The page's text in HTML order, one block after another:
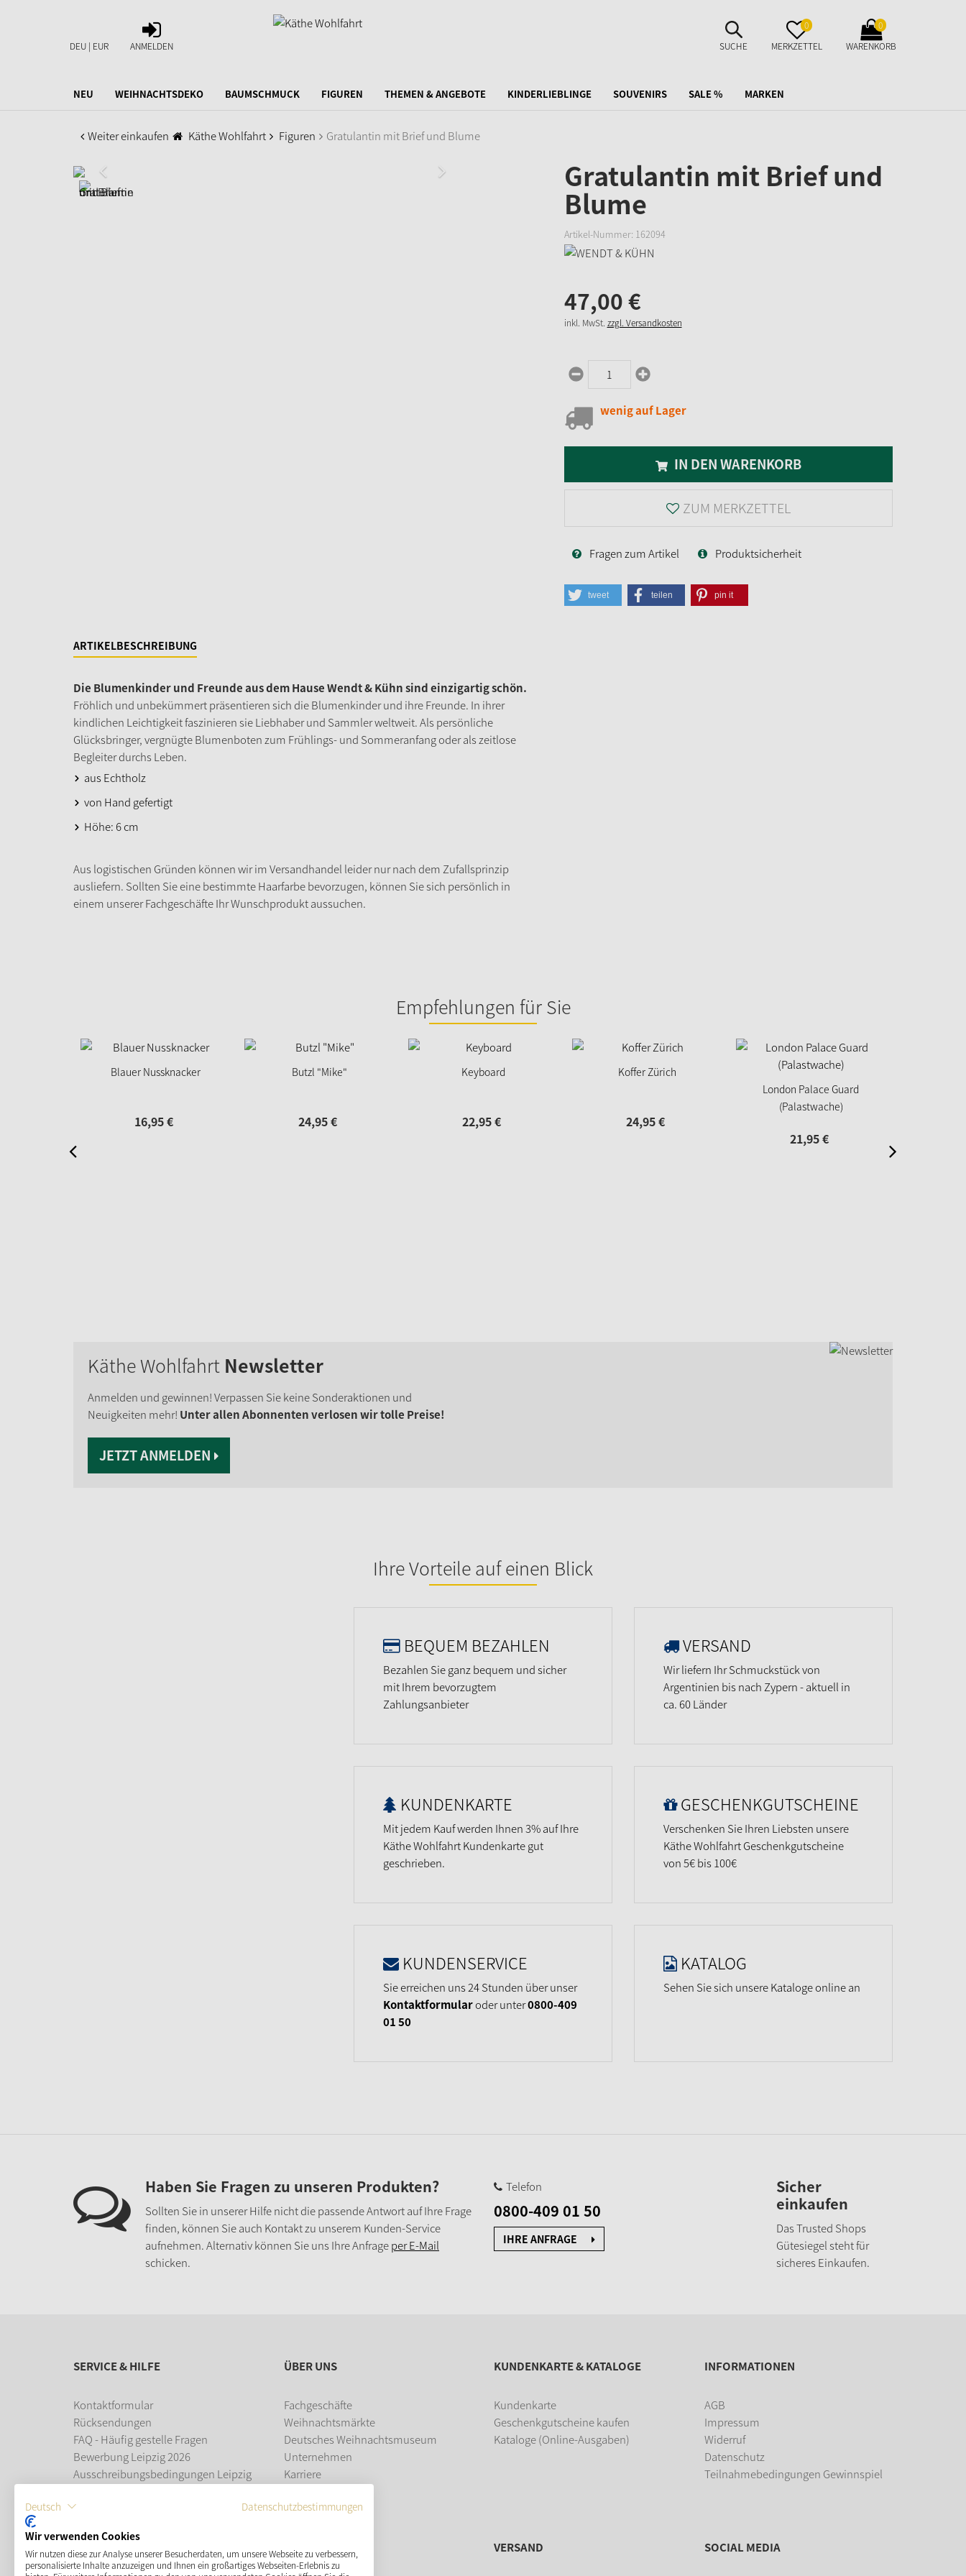
DEU | EUR
ANMELDEN
ANMELDEN
SUCHE
AUFKLAPPEN
SUCHE
MERKZETTEL
AUFKLAPPEN
0
MERKZETTEL
WARENKORB
AUFKLAPPEN
0
WARENKORB
NEU WEIHNACHTSDEKO BAUMSCHMUCK FIGUREN THEMEN & ANGEBOTE KINDERLIEBLINGE SOUVENIRS SALE % MARKEN
Weiter einkaufen Käthe Wohlfahrt Figuren Gratulantin mit Brief und Blume
Gratulantin mit Brief und
Blume
Artikel-Nummer: 162094
47,00€
inkl. MwSt. zzgl. Versandkosten
wenig auf Lager
IN DEN WARENKORB
ZUM MERKZETTEL
Fragen zum Artikel Produktsicherheit
tweet teilen pin it
ARTIKELBESCHREIBUNG
Die Blumenkinder und Freunde aus dem Hause Wendt & Kühn sind einzigartig schön.
Fröhlich und unbekümmert präsentieren sich die Blumenkinder und ihre Freunde. In ihrer
kindlichen Leichtigkeit faszinieren sie Liebhaber und Sammler weltweit. Als persönliche
Glücksbringer, vergnügte Blumenboten zum Frühlings- und Sommeranfang oder als zeitlose
Begleiter durchs Leben.
aus Echtholz
von Hand gefertigt
Höhe: 6 cm
Aus logistischen Gründen können wir im Versandhandel leider nur nach dem Zufallsprinzip
ausliefern. Sollten Sie eine bestimmte Haarfarbe bevorzugen, können Sie sich persönlich in
einem unserer Fachgeschäfte Ihr Wunschprodukt aussuchen.
Empfehlungen für Sie
Blauer Nussknacker
16,95€
Butzl "Mike"
24,95€
Keyboard
22,95€
Koffer Zürich
24,95€
London Palace Guard
(Palastwache)
21,95€
Käthe Wohlfahrt Newsletter
Anmelden und gewinnen! Verpassen Sie keine Sonderaktionen und
Neuigkeiten mehr! Unter allen Abonnenten verlosen wir tolle Preise!
JETZT ANMELDEN
Ihre Vorteile auf einen Blick
BEQUEM BEZAHLEN
Bezahlen Sie ganz bequem und sicher
mit Ihrem bevorzugtem
Zahlungsanbieter
KUNDENKARTE
Mit jedem Kauf werden Ihnen 3% auf Ihre
Käthe Wohlfahrt Kundenkarte gut
geschrieben.
KUNDENSERVICE
Sie erreichen uns 24 Stunden über unser
Kontaktformularoder unter0800-409
01 50
VERSAND
Wir liefern Ihr Schmuckstück von
Argentinien bis nach Zypern - aktuell in
ca. 60 Länder
GESCHENKGUTSCHEINE
Verschenken Sie Ihren Liebsten unsere
Käthe Wohlfahrt Geschenkgutscheine
von 5€ bis 100€
KATALOG
Sehen Sie sich unsere Kataloge online an
Haben Sie Fragen zu unseren Produkten?
Sollten Sie in unserer Hilfe nicht die passende Antwort auf Ihre Frage
finden, können Sie auch Kontakt zu unserem Kunden-Service
aufnehmen. Alternativ können Sie uns Ihre Anfrageper E-Mail
schicken.
Telefon
0800-409 01 50
IHRE ANFRAGE
Sicher
einkaufen
Das Trusted Shops
Gütesiegel steht für
sicheres Einkaufen.
SERVICE & HILFE
Kontaktformular
Rücksendungen
FAQ - Häufig gestelle Fragen
Bewerbung Leipzig 2026
Ausschreibungsbedingungen Leipzig
Leipziger Weihnachtsmarkt
ÜBER UNS
Fachgeschäfte
Weihnachtsmärkte
Deutsches Weihnachtsmuseum
Unternehmen
Karriere
KUNDENKARTE & KATALOGE
Kundenkarte
Geschenkgutscheine kaufen
Kataloge (Online-Ausgaben)
INFORMATIONEN
AGB
Impressum
Widerruf
Datenschutz
Teilnahmebedingungen Gewinnspiel
ZAHLUNGSMÖGLICHKEITEN VERSAND SOCIAL MEDIA
Deutsch Datenschutzbestimmungen
Wir verwenden Cookies
Wir nutzen diese zur Analyse unserer Besucherdaten, um unsere Webseite zu verbessern,
personalisierte Inhalte anzuzeigen und Ihnen ein großartiges Webseiten-Erlebnis zu